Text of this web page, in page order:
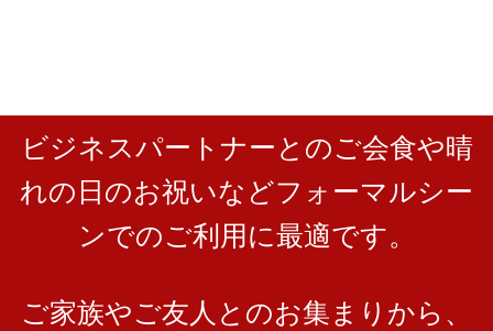
ビジネスパートナーとのご会食や晴
れの日のお祝いなどフォーマルシー
ンでのご利用に最適です。
ご家族やご友人とのお集まりから、